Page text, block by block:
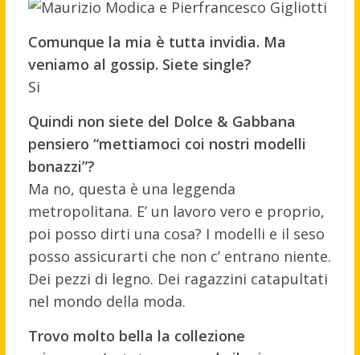
Comunque la mia è tutta invidia. Ma
veniamo al gossip. Siete single?
Si
Quindi non siete del Dolce & Gabbana
pensiero “mettiamoci coi nostri modelli
bonazzi”?
Ma no, questa è una leggenda
metropolitana. E’ un lavoro vero e proprio,
poi posso dirti una cosa? I modelli e il seso
posso assicurarti che non c’ entrano niente.
Dei pezzi di legno. Dei ragazzini catapultati
nel mondo della moda.
Trovo molto bella la collezione